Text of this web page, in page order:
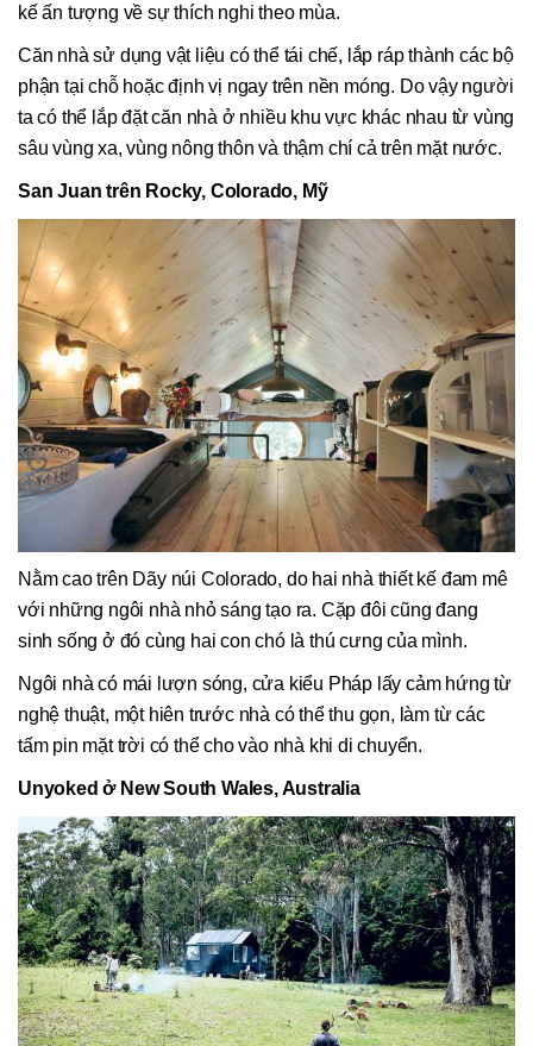
kế ấn tượng về sự thích nghi theo mùa.
Căn nhà sử dụng vật liệu có thể tái chế, lắp ráp thành các bộ
phận tại chỗ hoặc định vị ngay trên nền móng. Do vậy người
ta có thể lắp đặt căn nhà ở nhiều khu vực khác nhau từ vùng
sâu vùng xa, vùng nông thôn và thậm chí cả trên mặt nước.
San Juan trên Rocky, Colorado, Mỹ
Nằm cao trên Dãy núi Colorado, do hai nhà thiết kế đam mê
với những ngôi nhà nhỏ sáng tạo ra. Cặp đôi cũng đang
sinh sống ở đó cùng hai con chó là thú cưng của mình.
Ngôi nhà có mái lượn sóng, cửa kiểu Pháp lấy cảm hứng từ
nghệ thuật, một hiên trước nhà có thể thu gọn, làm từ các
tấm pin mặt trời có thể cho vào nhà khi di chuyển.
Unyoked ở New South Wales, Australia